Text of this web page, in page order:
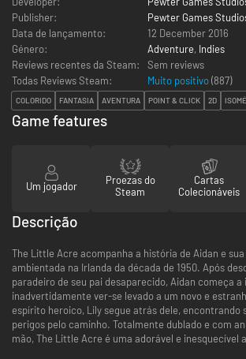
Publisher:
Pewter Games
Data de lançamento:
12 December 2016
Género:
Adventure, Indies
Reviews recentes da Steam:
Sem reviews
Todas Reviews Steam:
Muito positivo(887)
COLORIDO FANTASIA AVENTURA POINT & CLICK 2D
Game features
Um jogador
Proezas do
Steam
Cartas
Colecionáveis
Descrição
The Little Acre acompanha a história de Aidan e sua
ambientada na Irlanda da década de 1950. Após
paradeiro de seu pai desaparecido, Aidan começa
inadvertidamente ver-se levado a um novo e
espírito heroico, Lily segue atrás dele, encontrando
perigos pelo caminho. Totalmente dublado e com
mão, The Little Acre é uma adorável e inesquecível